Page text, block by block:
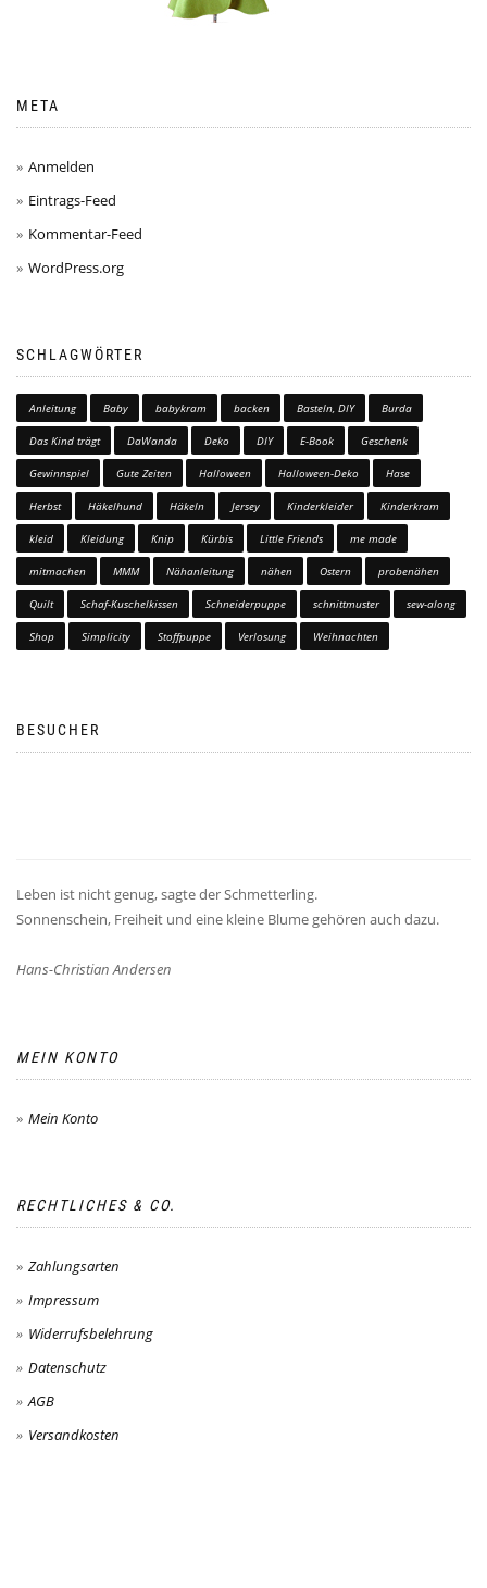
META
Anmelden
Eintrags-Feed
Kommentar-Feed
WordPress.org
SCHLAGWÖRTER
Anleitung Baby babykram backen Basteln, DIY Burda
Das Kind trägt DaWanda Deko DIY E-Book Geschenk
Gewinnspiel Gute Zeiten Halloween Halloween-Deko Hase
Herbst Häkelhund Häkeln Jersey Kinderkleider Kinderkram
kleid Kleidung Knip Kürbis Little Friends me made
mitmachen MMM Nähanleitung nähen Ostern probenähen
Quilt Schaf-Kuschelkissen Schneiderpuppe schnittmuster sew-along
Shop Simplicity Stoffpuppe Verlosung Weihnachten
BESUCHER
Leben ist nicht genug, sagte der Schmetterling.
Sonnenschein, Freiheit und eine kleine Blume gehören auch dazu.
Hans-Christian Andersen
MEIN KONTO
Mein Konto
RECHTLICHES & CO.
Zahlungsarten
Impressum
Widerrufsbelehrung
Datenschutz
AGB
Versandkosten